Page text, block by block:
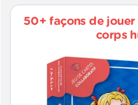
50+ façons de jouer
corps